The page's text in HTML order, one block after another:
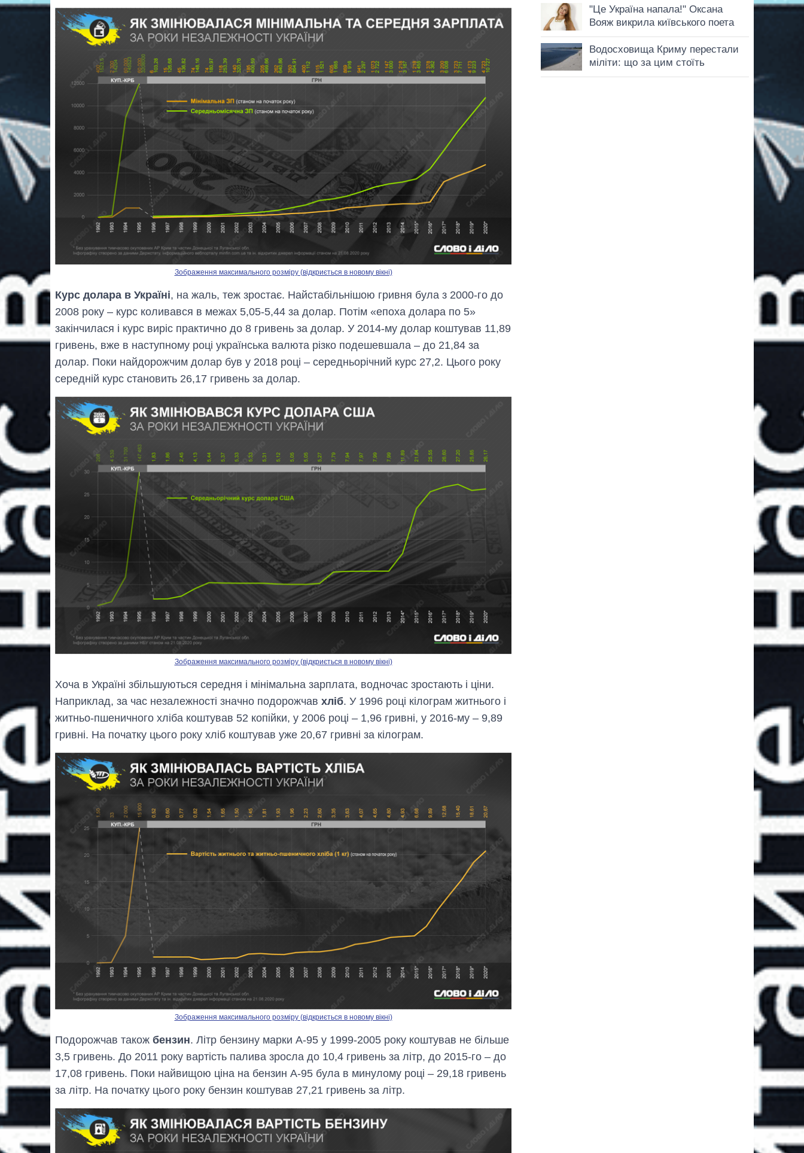
Зображення максимального розміру (відкриється в новому вікні)
Курс долара в Україні, на жаль, теж зростає. Найстабільнішою гривня була з 2000-го до
2008 року – курс коливався в межах 5,05-5,44 за долар. Потім «епоха долара по 5»
закінчилася і курс виріс практично до 8 гривень за долар. У 2014-му долар коштував 11,89
гривень, вже в наступному році українська валюта різко подешевшала – до 21,84 за
долар. Поки найдорожчим долар був у 2018 році – середньорічний курс 27,2. Цього року
середній курс становить 26,17 гривень за долар.
Зображення максимального розміру (відкриється в новому вікні)
Хоча в Україні збільшуються середня і мінімальна зарплата, водночас зростають і ціни.
Наприклад, за час незалежності значно подорожчав хліб. У 1996 році кілограм житнього і
житньо-пшеничного хліба коштував 52 копійки, у 2006 році – 1,96 гривні, у 2016-му – 9,89
гривні. На початку цього року хліб коштував уже 20,67 гривні за кілограм.
Зображення максимального розміру (відкриється в новому вікні)
Подорожчав також бензин. Літр бензину марки А-95 у 1999-2005 року коштував не більше
3,5 гривень. До 2011 року вартість палива зросла до 10,4 гривень за літр, до 2015-го – до
17,08 гривень. Поки найвищою ціна на бензин А-95 була в минулому році – 29,18 гривень
за літр. На початку цього року бензин коштував 27,21 гривень за літр.